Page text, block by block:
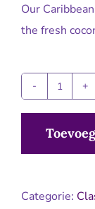
Our
the fresh
Virgin
Pina
Colada
1L
Categorie: